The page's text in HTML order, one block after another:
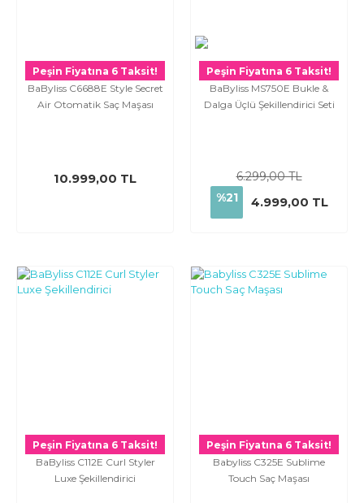
Peşin Fiyatına 6 Taksit!
BaByliss C6688E Style Secret
Air Otomatik Saç Maşası
10.999,00 TL
Peşin Fiyatına 6 Taksit!
BaByliss MS750E Bukle &
Dalga Üçlü Şekillendirici Seti
6.299,00 TL
%21
4.999,00 TL
Peşin Fiyatına 6 Taksit!
BaByliss C112E Curl Styler
Luxe Şekillendirici
Peşin Fiyatına 6 Taksit!
Babyliss C325E Sublime
Touch Saç Maşası